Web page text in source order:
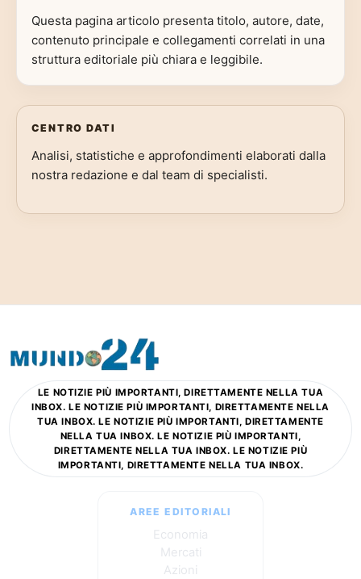
Questa pagina articolo presenta titolo, autore, date,
contenuto principale e collegamenti correlati in una
struttura editoriale più chiara e leggibile.
CENTRO DATI
Analisi, statistiche e approfondimenti elaborati dalla
nostra redazione e dal team di specialisti.
LE NOTIZIE PIÙ IMPORTANTI, DIRETTAMENTE NELLA TUA
INBOX. LE NOTIZIE PIÙ IMPORTANTI, DIRETTAMENTE NELLA
TUA INBOX. LE NOTIZIE PIÙ IMPORTANTI, DIRETTAMENTE
NELLA TUA INBOX. LE NOTIZIE PIÙ IMPORTANTI,
DIRETTAMENTE NELLA TUA INBOX. LE NOTIZIE PIÙ
IMPORTANTI, DIRETTAMENTE NELLA TUA INBOX.
AREE EDITORIALI
Economia
Mercati
Azioni